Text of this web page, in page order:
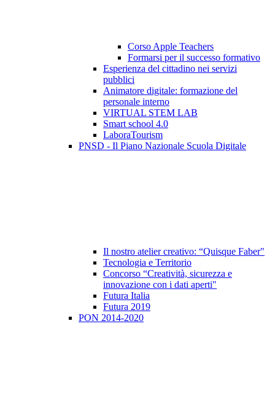
Corso Apple Teachers
Formarsi per il successo formativo
Esperienza del cittadino nei servizi
pubblici
Animatore digitale: formazione del
personale interno
VIRTUAL STEM LAB
Smart school 4.0
LaboraTourism
PNSD - Il Piano Nazionale Scuola Digitale
Il nostro atelier creativo: “Quisque Faber"
Tecnologia e Territorio
Concorso “Creatività, sicurezza e
innovazione con i dati aperti"
Futura Italia
Futura 2019
PON 2014-2020